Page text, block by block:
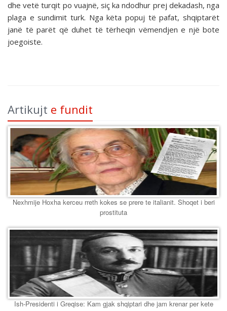
dhe vetë turqit po vuajnë, siç ka ndodhur prej dekadash, nga
plaga e sundimit turk. Nga këta popuj të pafat, shqiptarët
janë të parët që duhet të tërheqin vëmendjen e një bote
joegoiste.
Artikujt e fundit
Nexhmije Hoxha kerceu rreth kokes se prere te italianit. Shoqet i beri
prostituta
Ish-Presidenti i Greqise: Kam gjak shqiptari dhe jam krenar per kete